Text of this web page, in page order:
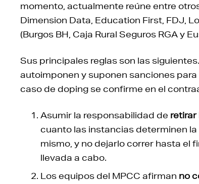
momento, actualmente reúne entre
Dimension Data, Education First, FDJ,
(Burgos BH, Caja Rural Seguros RGA y
Sus principales reglas son las
autoimponen y suponen sanciones
caso de doping se confirme en el
Asumir la responsabilidad de
cuanto las instancias determinen
mismo, y no dejarlo correr hasta el
llevada a cabo.
Los equipos del MPCC afirman no